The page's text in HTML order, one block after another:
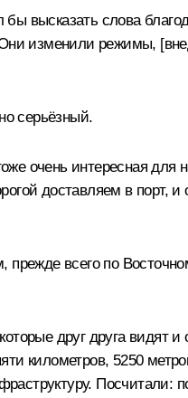
высказать слова
изменили режимы,
серьёзный.
очень интересная для
доставляем в порт,
всего по
друг друга видят
километров, 5250
Посчитали: